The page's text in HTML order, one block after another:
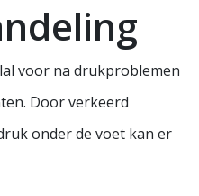
voor na drukproblemen
Door verkeerd
onder de voet kan er